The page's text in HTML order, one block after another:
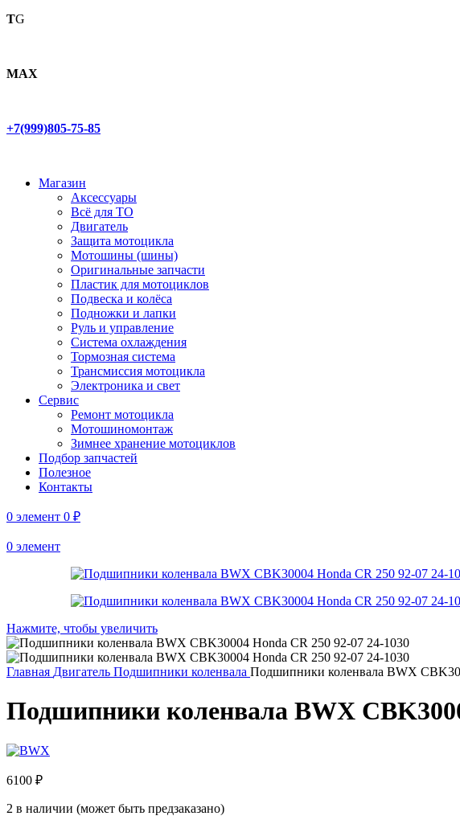
TG
MAX
+7(999)805-75-85
Магазин
Аксессуары
Всё для ТО
Двигатель
Защита мотоцикла
Мотошины (шины)
Оригинальные запчасти
Пластик для мотоциклов
Подвеска и колёса
Подножки и лапки
Руль и управление
Система охлаждения
Тормозная система
Трансмиссия мотоцикла
Электроника и свет
Сервис
Ремонт мотоцикла
Мотошиномонтаж
Зимнее хранение мотоциклов
Подбор запчастей
Полезное
Контакты
0 элемент 0 ₽
0 элемент
Нажмите, чтобы увеличить
Главная Двигатель Подшипники коленвала Подшипники коленвала BWX
Подшипники коленвала BWX
6100 ₽
2 в наличии (может быть предзаказано)